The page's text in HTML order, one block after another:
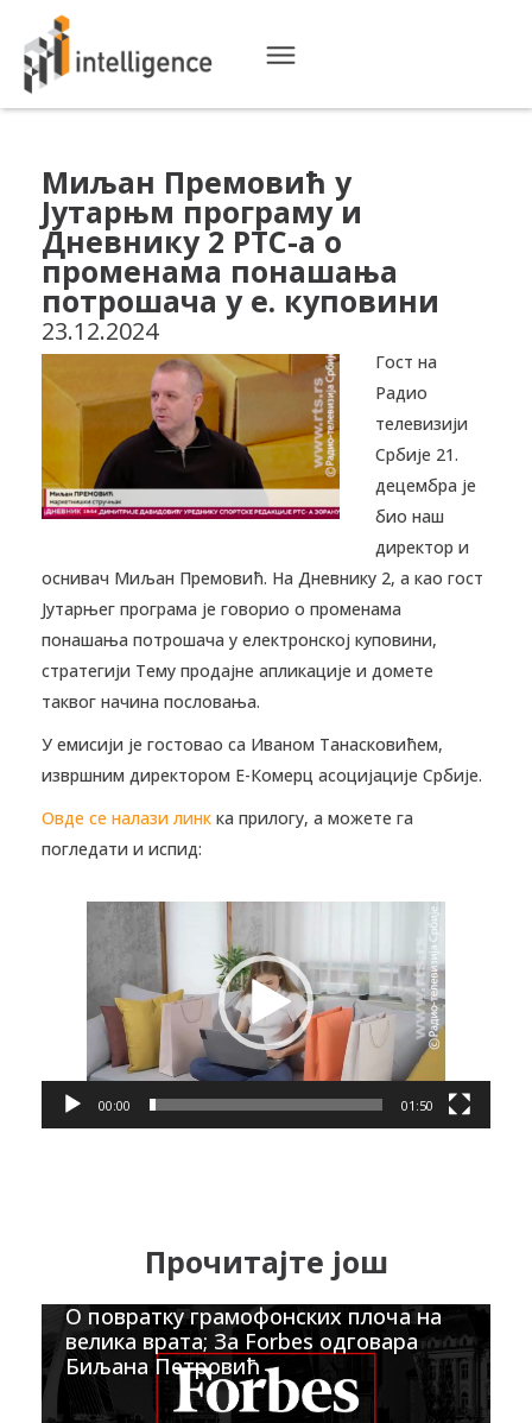
Миљан Премовић у
Јутарњм програму и
Дневнику 2 РТС-а о
променама понашања
потрошача у е. куповини
23.12.2024
Гост на
Радио
телевизији
Србије 21.
децембра је
био наш
директор и
оснивач Миљан Премовић. На Дневнику 2, а као гост
Јутарњег програма је говорио о променама
понашања потрошача у електронској куповини,
стратегији Тему продајне апликације и домете
таквог начина пословања.
У емисији је гостовао са Иваном Танасковићем,
извршним директором Е-Комерц асоцијације Србије.
Овде се налази линк ка прилогу, а можете га
погледати и испид:
00:00 01:50
Прочитајте још
О повратку грамофонских плоча на
велика врата; За Forbes одговара
Биљана Петровић